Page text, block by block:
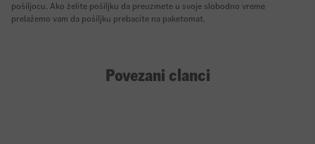
pošiljocu. Ako želite pošiljku da preuzmete u svoje slobodno vreme
prelažemo vam da pošiljku prebacite na paketomat.
Povezani clanci